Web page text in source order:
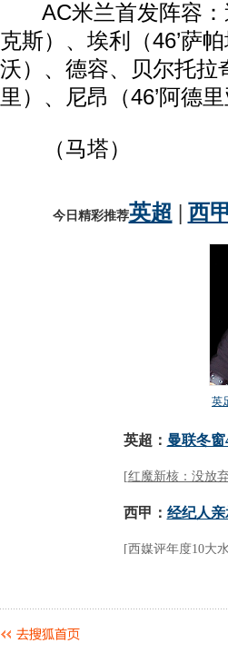
AC米兰首发阵容：
克斯）、埃利（46’萨
沃）、德容、贝尔托拉
里）、尼昂（46’阿德
（马塔）